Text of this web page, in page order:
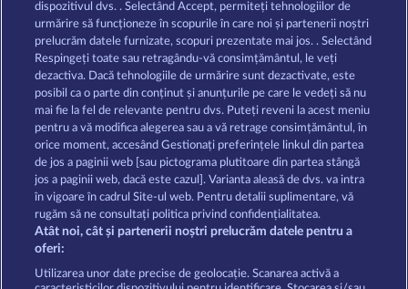
Demi Gods V Medusa's Lair
Termeni și condiții
Declarație de confidențialitate
Asistență tehnică Firmă
Întrebări frecvente Program de afiliere
dispozitivul dvs. . Selectând Accept, permiteți tehnologiilor de
urmărire să funcționeze în scopurile în care noi și partenerii noștri
prelucrăm datele furnizate, scopuri prezentate mai jos. . Selectând
Respingeți toate sau retragându-vă consimțământul, le veți
dezactiva. Dacă tehnologiile de urmărire sunt dezactivate, este
posibil ca o parte din conținut și anunțurile pe care le vedeți să nu
mai fie la fel de relevante pentru dvs. Puteți reveni la acest meniu
pentru a vă modifica alegerea sau a vă retrage consimțământul, în
orice moment, accesând Gestionați preferințele linkul din partea
de jos a paginii web [sau pictograma plutitoare din partea stângă
jos a paginii web, dacă este cazul]. Varianta aleasă de dvs. va intra
în vigoare în cadrul Site-ul web. Pentru detalii suplimentare, vă
rugăm să ne consultați politica privind confidențialitatea.
Atât noi, cât și partenerii noștri prelucrăm datele pentru a
oferi:
Utilizarea unor date precise de geolocație. Scanarea activă a